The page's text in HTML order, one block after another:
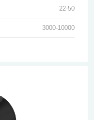
22-50
3000-10000